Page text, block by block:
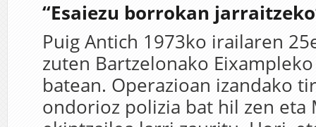
“Esaiezu borrokan
Puig Antich 1973ko irailaren
zuten Bartzelonako
batean. Operazioan izandako
ondorioz polizia bat hil zen eta